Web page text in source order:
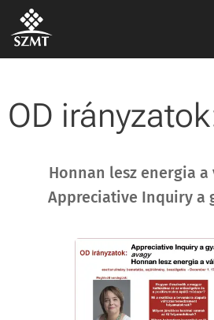
OD
Honnan lesz energia a
Appreciative Inquiry a